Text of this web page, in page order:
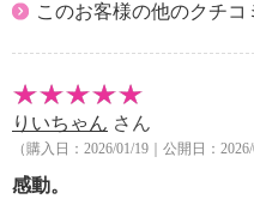
このお客様の他のクチコ
りいちゃん さん
（購入日：2026/01/19｜公開日：2026/
感動。